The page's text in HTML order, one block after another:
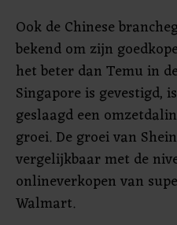
Ook de Chinese
bekend om zijn
het beter dan Temu in
Singapore is gevestigd,
geslaagd een
groei. De groei van
vergelijkbaar met de
onlineverkopen van
Walmart.